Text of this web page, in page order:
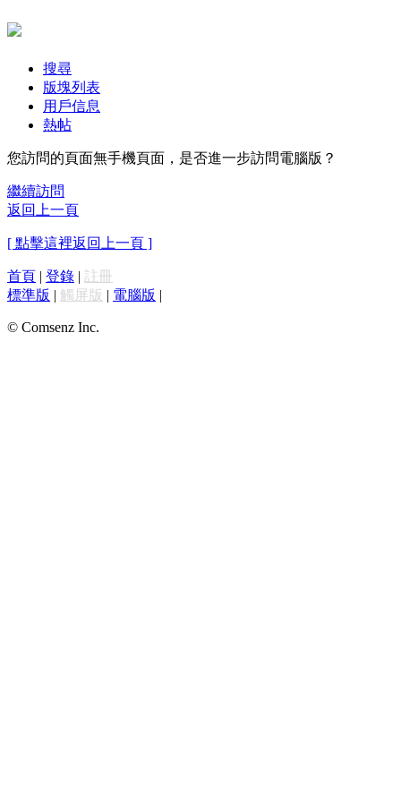
搜尋
版塊列表
用戶信息
熱帖
您訪問的頁面無手機頁面，是否進一步訪問電腦版？
繼續訪問
返回上一頁
[ 點擊這裡返回上一頁 ]
首頁 | 登錄 | 註冊
標準版 | 觸屏版 | 電腦版 |
© Comsenz Inc.